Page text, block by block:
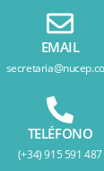
EMAIL
TELÉFONO
(+34) 915 591 487